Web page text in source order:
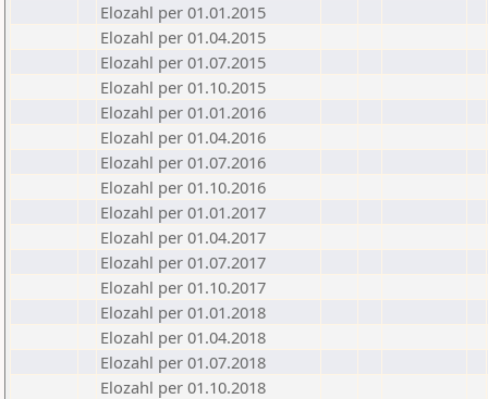
Elozahl per 01.01.2015
Elozahl per 01.04.2015
Elozahl per 01.07.2015
Elozahl per 01.10.2015
Elozahl per 01.01.2016
Elozahl per 01.04.2016
Elozahl per 01.07.2016
Elozahl per 01.10.2016
Elozahl per 01.01.2017
Elozahl per 01.04.2017
Elozahl per 01.07.2017
Elozahl per 01.10.2017
Elozahl per 01.01.2018
Elozahl per 01.04.2018
Elozahl per 01.07.2018
Elozahl per 01.10.2018